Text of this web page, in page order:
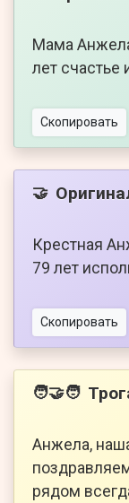
Мама
лет счастье
Скопировать
🤝
Крестная
79 лет
Скопировать
🧑‍🤝‍🧑
Анжела,
рядом